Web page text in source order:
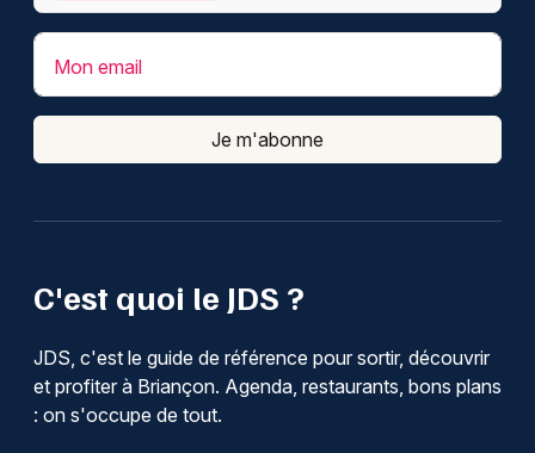
C'est quoi le JDS ?
JDS, c'est le guide de référence pour sortir, découvrir
et profiter à Briançon. Agenda, restaurants, bons plans
: on s'occupe de tout.
Mon email
Je m'abonne